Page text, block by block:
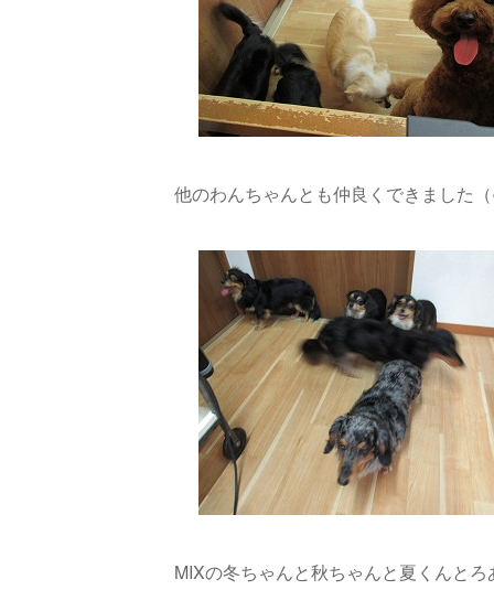
他のわんちゃんとも仲良くできました
MIXの冬ちゃんと秋ちゃんと夏くんとろ